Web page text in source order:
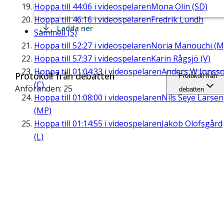
Hoppa till 44:06 i videospelarenMona Olin (SD)
Hoppa till46:16i videospelarenFredrik Lundh
Sammeli (S)
Hoppa till 52:27 i videospelarenNoria Manouchi
Hoppa till 57:37 i videospelarenKarin Rågsjö (V)
Hoppa till 01:04:33 i videospelarenAnders W
(C)
Hoppa till 01:08:00 i videospelarenNils Seye Larsen
(MP)
Hoppa till 01:14:55 i videospelarenJakob Olofsgård
(L)
Ladda ner
Protokoll från debatten
Anföranden: 25
Protokoll från
debatten